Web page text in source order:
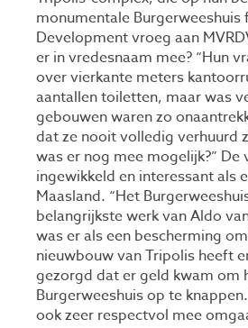
monumentale Burgerweeshuis
Development vroeg aan
er in vredesnaam mee? “Hun
over vierkante meters
aantallen toiletten, maar was
gebouwen waren zo
dat ze nooit volledig verhuurd
was er nog mee mogelijk?” De
ingewikkeld en interessant als
Maasland. “Het
belangrijkste werk van Aldo
was er als een bescherming
nieuwbouw van Tripolis heeft
gezorgd dat er geld kwam om
Burgerweeshuis op te
ook zeer respectvol mee